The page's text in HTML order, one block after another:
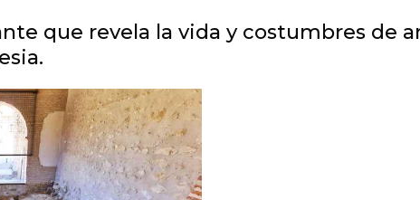
que revela la vida y costumbres de